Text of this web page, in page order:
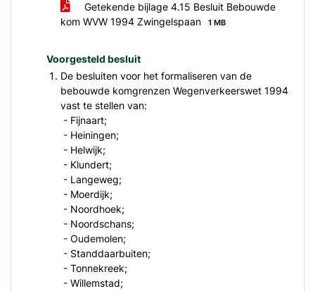
Getekende bijlage 4.15 Besluit Bebouwde
kom WVW 1994 Zwingelspaan
1 MB
Voorgesteld besluit
De besluiten voor het formaliseren van de
bebouwde komgrenzen Wegenverkeerswet 1994
vast te stellen van:
- Fijnaart;
- Heiningen;
- Helwijk;
- Klundert;
- Langeweg;
- Moerdijk;
- Noordhoek;
- Noordschans;
- Oudemolen;
- Standdaarbuiten;
- Tonnekreek;
- Willemstad;